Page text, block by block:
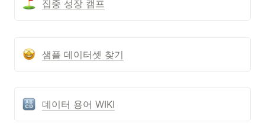
집중 성장 캠프
샘플 데이터셋 찾기
데이터 용어 WIKI